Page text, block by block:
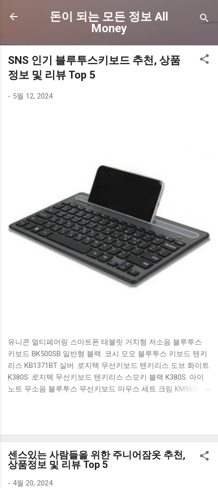
기본 콘텐츠로 건너뛰기
돈이 되는 모든 정보 All
Money
SNS 인기 블루투스키보드 추천, 상품
정보 및 리뷰 Top 5
- 5월 12, 2024
유니콘 멀티페어링 스마트폰 태블릿 거치형 저소음 블루투스
키보드 BK500SB 일반형 블랙. 코시 모모 블루투스 키보드 텐키
리스 KB1371BT 실버. 로지텍 무선키보드 텐키리스 도브 화이트
K380S. 로지텍 무선키보드 텐키리스 스모키 블랙 K380S. 아이
노트 무소음 블루투스 무선키보드 마우스 세트 크림 KM960RB
혜택을 놓치지 마세요. 다양한 할인 혜택과 빠른배송 혜택을 놓
치지 않도록 먼저 확인해보세요. 추가할인 확인하기 상품 하나
를 사더라도 종류도 많고, 가격도 다양해서 결정이 많이 어려우
센스있는 사람들을 위한 주니어잠옷 추천,
상품정보 및 리뷰 Top 5
- 4월 20, 2024